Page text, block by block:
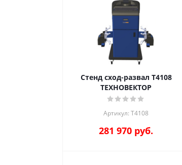
Стенд сход-развал T4108
ТЕХНОВЕКТОР
Артикул: T4108
281 970 руб.